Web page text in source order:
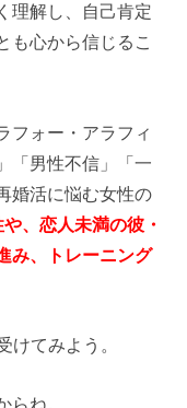
理解し、自己肯定
も心から信じるこ
フォー・アラフィ
「男性不信」「一
婚活に悩む女性の
、恋人未満の彼・
み、トレーニング
けてみよう。
らね。